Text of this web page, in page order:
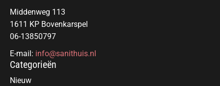
Middenweg 113
1611 KP Bovenkarspel
06-13850797
E-mail: info@sanithuis.nl
Categorieën
Nieuw